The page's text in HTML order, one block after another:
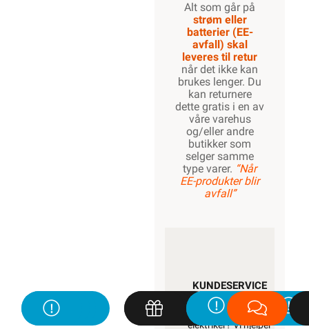
Alt som går på
strøm eller
batterier (EE-
avfall) skal
leveres til retur
når det ikke kan
brukes lenger. Du
kan returnere
dette gratis i en av
våre varehus
og/eller andre
butikker som
selger samme
type varer. “Når
EE-produkter blir
avfall”
KUNDESERVICE
Trenger du
elektriker? Vi hjelper